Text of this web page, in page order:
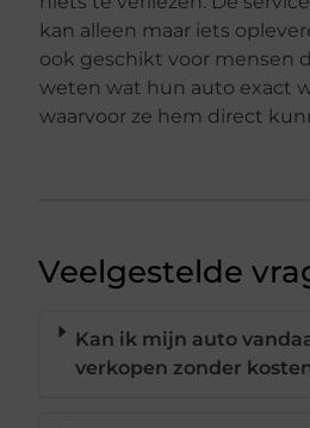
kan alleen maar iets
ook geschikt voor mensen
weten wat hun auto exact
waarvoor ze hem direct
Veelgestelde
Kan ik mijn auto
verkopen zonder